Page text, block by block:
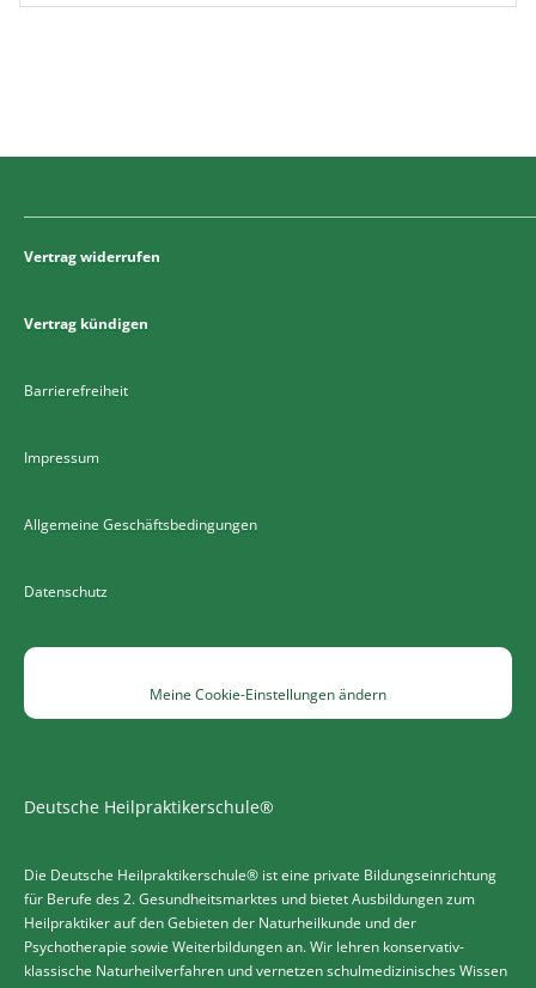
Vertrag widerrufen
Vertrag kündigen
Barrierefreiheit
Impressum
Allgemeine Geschäftsbedingungen
Datenschutz
Meine Cookie-Einstellungen ändern
Deutsche Heilpraktikerschule®
Die Deutsche Heilpraktikerschule® ist eine private Bildungseinrichtung
für Berufe des 2. Gesundheitsmarktes und bietet Ausbildungen zum
Heilpraktiker auf den Gebieten der Naturheilkunde und der
Psychotherapie sowie Weiterbildungen an. Wir lehren konservativ-
klassische Naturheilverfahren und vernetzen schulmedizinisches Wissen